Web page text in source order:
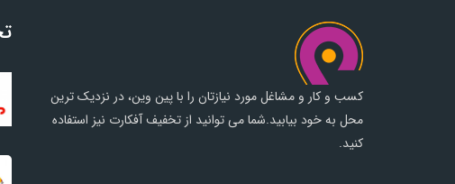
کسب و کار و مشاغل مورد نیازتان را با پین وین، در نزدیک ترین
محل به خود بیابید.شما می توانید از تخفیف آفکارت نیز استفاده
کنید.